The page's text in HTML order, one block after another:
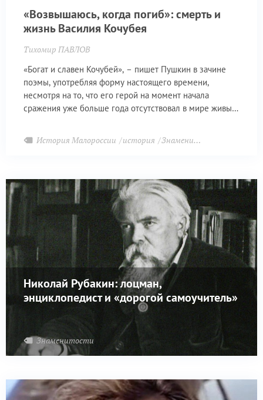
«Возвышаюсь, когда погиб»: смерть и
жизнь Василия Кочубея
Тихомир ПАВЛОВ
«Богат и славен Кочубей», – пишет Пушкин в зачине
поэмы, употребляя форму настоящего времени,
несмотря на то, что его герой на момент начала
сражения уже больше года отсутствовал в мире живых.
История Малороссии
история Знаменитости
Николай Рубакин: лоцман,
энциклопедист и «дорогой самоучитель»
Знаменитости